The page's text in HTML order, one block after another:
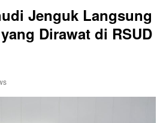
Jenguk Langsung
Dirawat di RSUD